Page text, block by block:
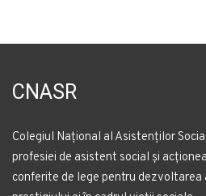
CNASR
Colegiul Național al Asistenților
profesiei de asistent social și
conferite de lege pentru dezvoltarea